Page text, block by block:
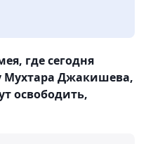
где сегодня
Мухтара Джакишева,
освободить,